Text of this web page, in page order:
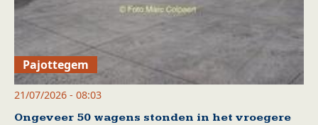
Pajottegem
21/07/2026 - 08:03
Ongeveer 50 wagens stonden in het vroegere